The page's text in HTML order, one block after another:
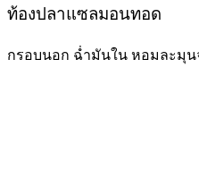
ท้องปลาแซลมอนทอด
กรอบนอก ฉ่ำมันใน หอมละมุน